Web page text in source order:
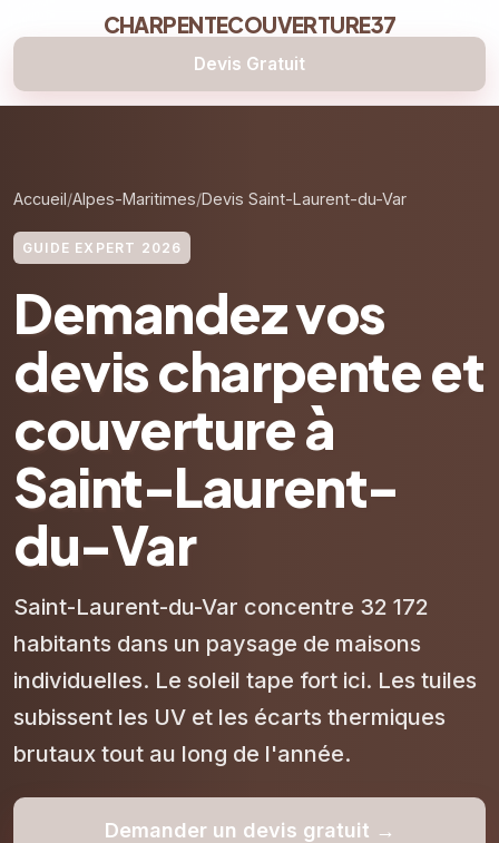
CHARPENTECOUVERTURE37
Devis Gratuit
Accueil Alpes-Maritimes Devis Saint-Laurent-du-Var
GUIDE EXPERT 2026
Demandez vos
devis charpente et
couverture à
Saint-Laurent-
du-Var
Saint-Laurent-du-Var concentre 32 172
habitants dans un paysage de maisons
individuelles. Le soleil tape fort ici. Les tuiles
subissent les UV et les écarts thermiques
brutaux tout au long de l'année.
Demander un devis gratuit →